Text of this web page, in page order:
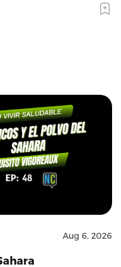
Aug 6, 2026